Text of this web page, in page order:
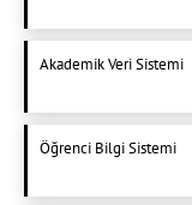
Akademik Veri Sistemi
Öğrenci Bilgi Sistemi